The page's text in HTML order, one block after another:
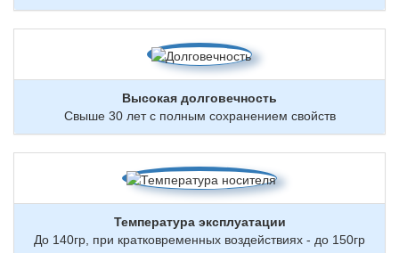
Высокая долговечность
Свыше 30 лет с полным сохранением свойств
Температура эксплуатации
До 140гр, при кратковременных воздействиях - до 150гр